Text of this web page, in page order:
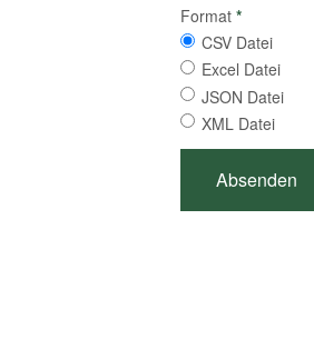
Format *
CSV Datei
Excel Datei
JSON Datei
XML Datei